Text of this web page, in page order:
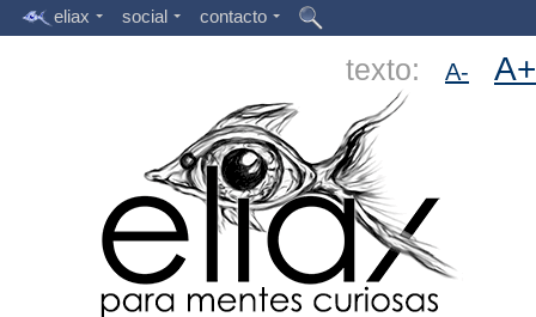
eliax social contacto
texto: A- A+